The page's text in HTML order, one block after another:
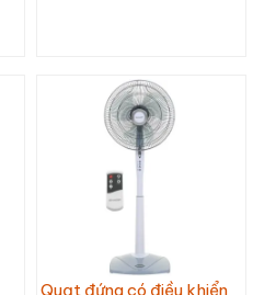
Quạt đứng có điều khiển